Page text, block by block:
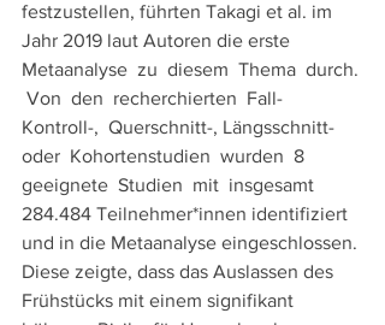
festzustellen, führten Takagi et al. im
Jahr 2019 laut Autoren die erste
Metaanalyse  zu  diesem  Thema  durch.
Von  den  recherchierten  Fall-
Kontroll-,  Querschnitt-, Längsschnitt-
oder  Kohortenstudien  wurden  8
geeignete  Studien  mit  insgesamt
284.484 Teilnehmer*innen identifiziert
und in die Metaanalyse eingeschlossen.
Diese zeigte, dass das Auslassen des
Frühstücks mit einem signifikant